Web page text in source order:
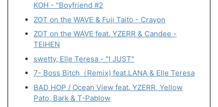
KOH - "Boyfriend #2
ZOT on the WAVE & Fuji Taito - Crayon
ZOT on the WAVE feat. YZERR & Candee -
TEIHEN
swetty, Elle Teresa - "I JUST"
7- Boss Bitch（Remix) feat.LANA & Elle Teresa
BAD HOP / Ocean View feat. YZERR, Yellow
Pato, Bark & T-Pablow